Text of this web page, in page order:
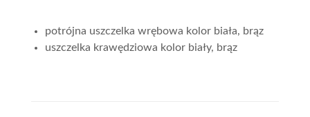
potrójna uszczelka wrębowa kolor biała, brąz
uszczelka krawędziowa kolor biały, brąz